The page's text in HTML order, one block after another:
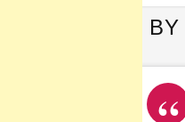
Quote Hari
QUOTES